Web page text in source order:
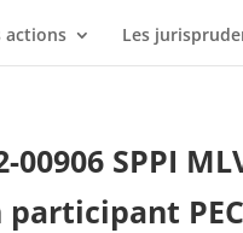
actions Les
00906 SPPI
PEC